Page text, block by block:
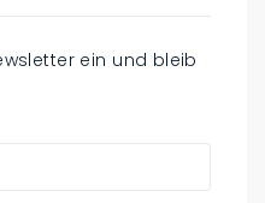
ein und bleib